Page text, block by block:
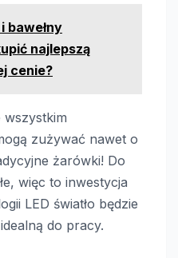
bawełny
najlepszą
cenie?
wszystkim
zużywać nawet o
żarówki! Do
więc to inwestycja
LED światło będzie
do pracy.